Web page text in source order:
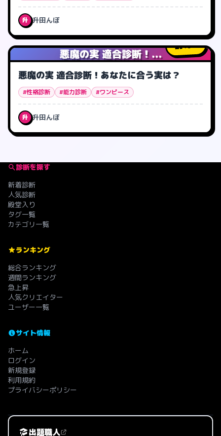
升 升田んぼ
悪魔の実 適合診断！...
46人
悪魔の実 適合診断！あなたに合う実は？
#性格診断 #能力診断 #ワンピース
升 升田んぼ
診断を探す
新着診断
人気診断
殿堂入り
タグ一覧
カテゴリ一覧
ランキング
総合ランキング
週間ランキング
急上昇
人気クリエイター
ユーザー一覧
サイト情報
ホーム
ログイン
新規登録
利用規約
プライバシーポリシー
出題職人